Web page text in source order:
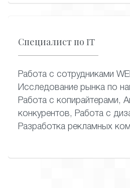
Специалист по IT
Работа с сотрудниками
Исследование рынка по
Работа с копирайтерами,
конкурентов, Работа с
Разработка рекламных